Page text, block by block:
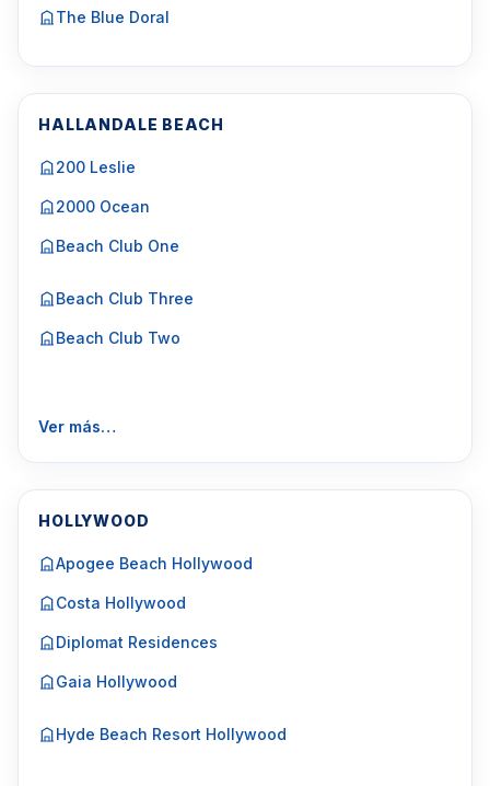
The Blue Doral
HALLANDALE BEACH
200 Leslie
2000 Ocean
Beach Club One
Beach Club Three
Beach Club Two
Ver más…
HOLLYWOOD
Apogee Beach Hollywood
Costa Hollywood
Diplomat Residences
Gaia Hollywood
Hyde Beach Resort Hollywood